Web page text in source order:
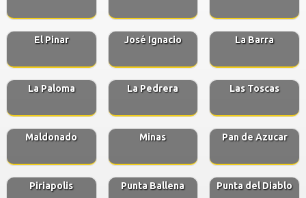
El Pinar José Ignacio La Barra
La Paloma La Pedrera Las Toscas
Maldonado Minas Pan de Azucar
Piriapolis Punta Ballena Punta del Diablo